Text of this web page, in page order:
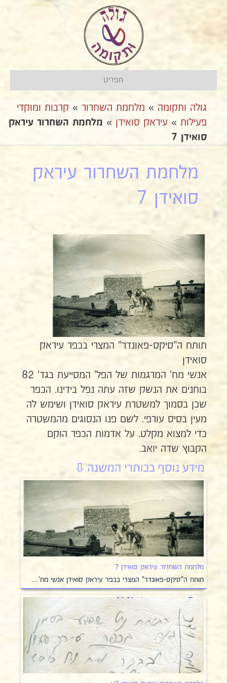
תפריט
גולה ותקומה » מלחמת השחרור » קרבות ומוקדי
פעילות » עיראק סואידן » מלחמת השחרור עיראק
סואידן 7
מלחמת השחרור עיראק
סואידן 7
תותח ה"סיקס-פאונדר" המצרי בכפר עיראק
סואידן
אנשי מח' המרגמות של הפל' המסייעת בגד' 82
בוחנים את הנשק שזה עתה נפל בידינו. הכפר
שכן בסמוך למשטרת עיראק סואידן ושימש לה
מעין בסיס עורפי. לשם פנו הנסוגים מהמשטרה
כדי למצוא מקלט. על אדמות הכפר הוקם
הקבוץ שדה יואב.
מלחמת השחרור עיראק סואידן 7
תותח ה"סיקס-פאונדר" המצרי בכפר עיראק סואידן אנשי מח'…